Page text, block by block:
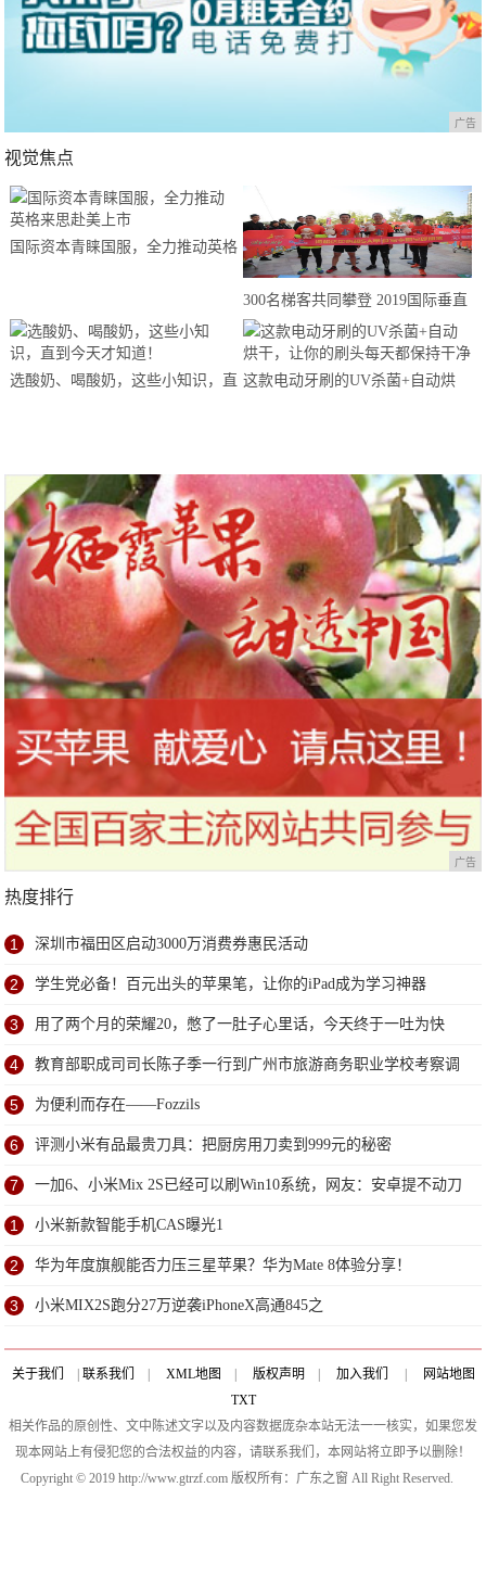
广告
视觉焦点
国际资本青睐国服，全力推动英格
300名梯客共同攀登 2019国际垂直
马拉松超级精英赛顺德海骏达中心
站欢乐开跑
选酸奶、喝酸奶，这些小知识，直 这款电动牙刷的UV杀菌+自动烘
广告
热度排行
1 深圳市福田区启动3000万消费券惠民活动
2 学生党必备！百元出头的苹果笔，让你的iPad成为学习神器
3 用了两个月的荣耀20，憋了一肚子心里话，今天终于一吐为快
4 教育部职成司司长陈子季一行到广州市旅游商务职业学校考察调
研
5 为便利而存在——Fozzils
6 评测小米有品最贵刀具：把厨房用刀卖到999元的秘密
7 一加6、小米Mix 2S已经可以刷Win10系统，网友：安卓提不动刀
了？
1 小米新款智能手机CAS曝光1
2 华为年度旗舰能否力压三星苹果？华为Mate 8体验分享！
3 小米MIX2S跑分27万逆袭iPhoneX高通845之
关于我们 联系我们 XML地图 版权声明 加入我们
网站地图
TXT
相关作品的原创性、文中陈述文字以及内容数据庞杂本站无法一一核实，如果您发
现本网站上有侵犯您的合法权益的内容，请联系我们，本网站将立即予以删除！
Copyright © 2019 http://www.gtrzf.com 版权所有：广东之窗 All Right Reserved.